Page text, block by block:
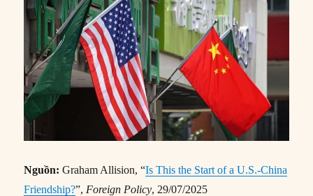
Nguồn: Graham Allision, “Is This the Start of a U.S.-China
Friendship?”, Foreign Policy, 29/07/2025